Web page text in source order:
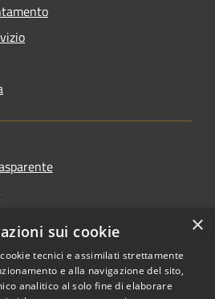
×
sui cookie
tecnici e assimilati strettamente
e alla navigazione del sito,
analitico al solo fine di elaborare